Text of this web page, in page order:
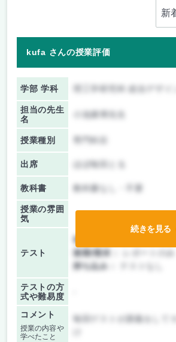
kufa さんの授業評価
学部 学科
担当の先生
名
小池康博先生
授業種別
出席 ほぼ毎回とる
教科書 教科書なし・不要
授業の雰囲
気
テスト
前期/中間：
後期/期末：
持ち込み：
テストの方
式や難易度
コメント
授業の内容や
学べたこと
毎回ゲストが講義をして
続きを見る